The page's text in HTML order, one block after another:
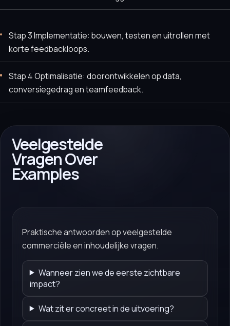
Stap 3 Implementatie: bouwen, testen en uitrollen met
korte feedbackloops.
Stap 4 Optimalisatie: doorontwikkelen op data,
conversiegedrag en teamfeedback.
Veelgestelde
Vragen Over
Examples
Praktische antwoorden op veelgestelde
commerciële en inhoudelijke vragen.
Wanneer zien we de eerste zichtbare
impact?
Wat zit er concreet in de uitvoering?